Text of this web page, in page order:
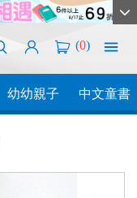
(0)
幼幼親子 中文童書